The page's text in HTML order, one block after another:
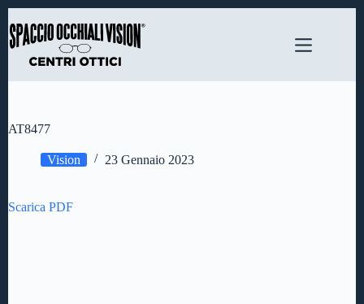
al
contenuto
AT8477
Vision 23 Gennaio 2023
Scarica PDF